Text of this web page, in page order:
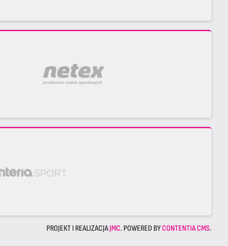
PROJEKT I REALIZACJAJMC. POWERED BYCONTENTIA CMS.